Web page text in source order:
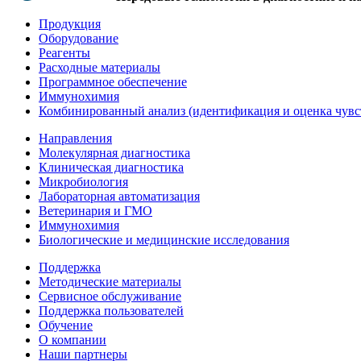
Продукция
Оборудование
Реагенты
Расходные материалы
Программное обеспечение
Иммунохимия
Комбинированный анализ (идентификация и оценка
Направления
Молекулярная диагностика
Клиническая диагностика
Микробиология
Лабораторная автоматизация
Ветеринария и ГМО
Иммунохимия
Биологические и медицинские исследования
Поддержка
Методические материалы
Сервисное обслуживание
Поддержка пользователей
Обучение
О компании
Наши партнеры